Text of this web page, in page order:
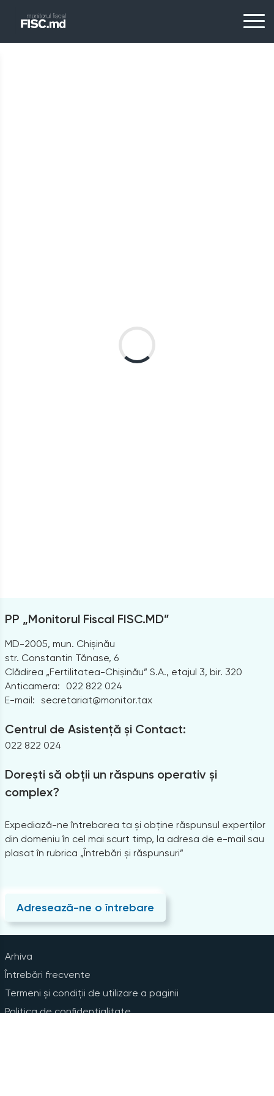
PP „Monitorul Fiscal FISC.MD”
MD-2005, mun. Chișinău
str. Constantin Tănase, 6
Clădirea „Fertilitatea-Chișinău” S.A., etajul 3, bir. 320
Anticamera:
022 822 024
E-mail: secretariat@monitor.tax
Centrul de Asistență și Contact:
022 822 024
Dorești să obții un răspuns operativ și
complex?
Expediază-ne întrebarea ta și obține răspunsul experților
din domeniu în cel mai scurt timp, la adresa de e-mail sau
plasat în rubrica „Întrebări și răspunsuri”
Adresează-ne o întrebare
Arhiva
Întrebări frecvente
Termeni și condiții de utilizare a paginii
Politica de confidențialitate